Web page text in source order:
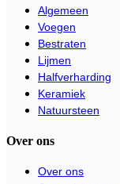
Algemeen
Voegen
Bestraten
Lijmen
Halfverharding
Keramiek
Natuursteen
Over ons
Over ons